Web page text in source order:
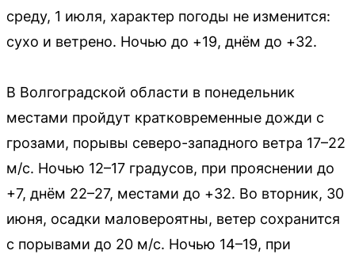
среду, 1 июля, характер погоды не изменится:
сухо и ветрено. Ночью до +19, днём до +32.
В Волгоградской области в понедельник
местами пройдут кратковременные дожди с
грозами, порывы северо-западного ветра 17–22
м/с. Ночью 12–17 градусов, при прояснении до
+7, днём 22–27, местами до +32. Во вторник, 30
июня, осадки маловероятны, ветер сохранится
с порывами до 20 м/с. Ночью 14–19, при